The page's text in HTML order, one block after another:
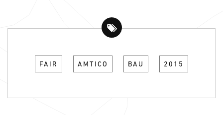
FAIR AMTICO BAU 2015